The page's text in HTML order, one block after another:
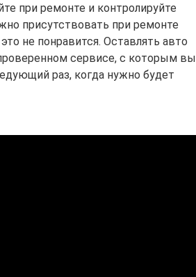
при ремонте и контролируйте
присутствовать при ремонте
не понравится. Оставлять авто
сервисе, с которым вы
раз, когда нужно будет